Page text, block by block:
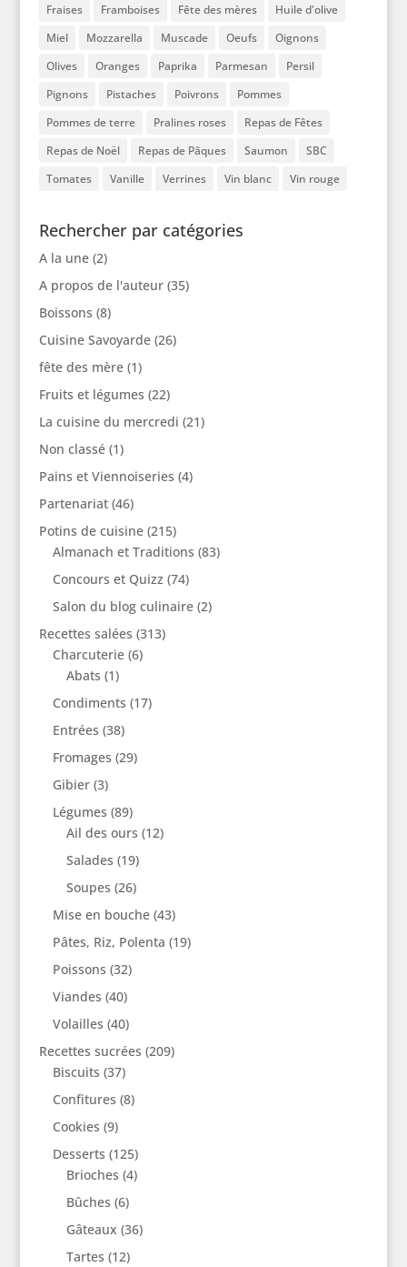
Fraises Framboises Fête des mères
Huile d'olive
Miel
Mozzarella Muscade Oeufs
Oignons
Olives
Oranges Paprika Parmesan
Persil
Pignons
Pistaches Poivrons
Pommes
Pommes de terre
Pralines roses
Repas de Fêtes
Repas de Noël
Repas de Pâques Saumon
SBC
Tomates
Vanille Verrines Vin blanc Vin rouge
Rechercher par catégories
A la une(2)
A propos de l'auteur(35)
Boissons (8)
Cuisine Savoyarde(26)
fête des mère(1)
Fruits et légumes (22)
La cuisine du mercredi (21)
Non classé(1)
Pains et Viennoiseries (4)
Partenariat(46)
Potins de cuisine(215)
Almanach et Traditions (83)
Concours et Quizz (74)
Salon du blog culinaire(2)
Recettes salées (313)
Charcuterie(6)
Abats (1)
Condiments (17)
Entrées (38)
Fromages (29)
Gibier(3)
Légumes (89)
Ail des ours (12)
Salades (19)
Soupes (26)
Mise en bouche(43)
Pâtes, Riz, Polenta (19)
Poissons (32)
Viandes (40)
Volailles (40)
Recettes sucrées (209)
Biscuits (37)
Confitures (8)
Cookies (9)
Desserts (125)
Brioches (4)
Bûches (6)
Gâteaux (36)
Tartes (12)